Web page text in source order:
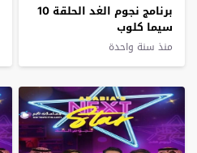
برنامج نجوم الغد الحلقة 10
سيما كلوب
منذ سنة واحدة